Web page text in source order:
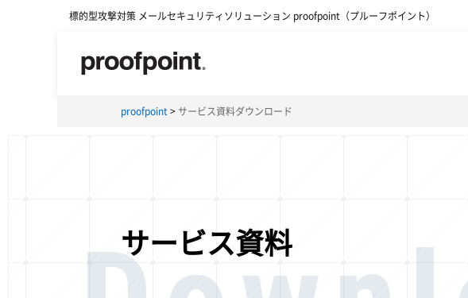
標的型攻撃対策 メールセキュリティソリューション proofpoint（プルーフポイント）
proofpoint サービス資料ダウンロード
サービス資料